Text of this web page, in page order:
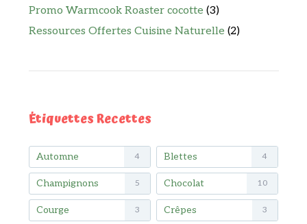
Promo Warmcook Roaster cocotte (3)
Ressources Offertes Cuisine Naturelle (2)
Étiquettes Recettes
Automne 4 Blettes 4
Champignons 5 Chocolat 10
Courge 3 Crêpes 3